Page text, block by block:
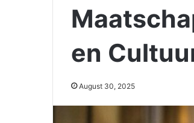
en
August 30, 2025